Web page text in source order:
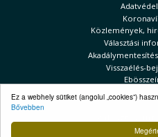
Ez a webhely sütiket (angolul „cookies”)
Bővebben
Közlemények,
Választási
Visszaélés-